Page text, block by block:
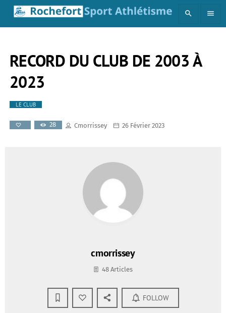
search menu
RECORD DU CLUB DE 2003 À
2023
LE CLUB
28 Cmorrissey 26 Février 2023
cmorrissey
48 Articles
FOLLOW